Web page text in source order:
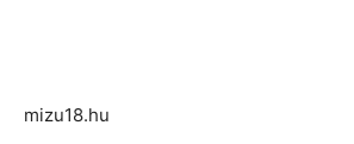
mizu18.hu